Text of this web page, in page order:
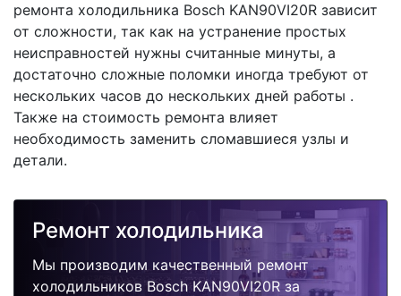
ремонта холодильника Bosch KAN90VI20R зависит
от сложности, так как на устранение простых
неисправностей нужны считанные минуты, а
достаточно сложные поломки иногда требуют от
нескольких часов до нескольких дней работы .
Также на стоимость ремонта влияет
необходимость заменить сломавшиеся узлы и
детали.
Ремонт холодильника
Мы производим качественный ремонт
холодильников Bosch KAN90VI20R за